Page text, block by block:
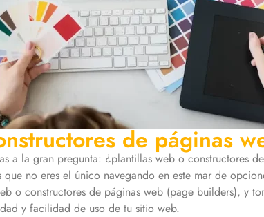
de páginas
a la gran pregunta: ¿plantillas web o constructores
no eres el único navegando en este mar de
o constructores de páginas web (page builders), y
y facilidad de uso de tu sitio web.